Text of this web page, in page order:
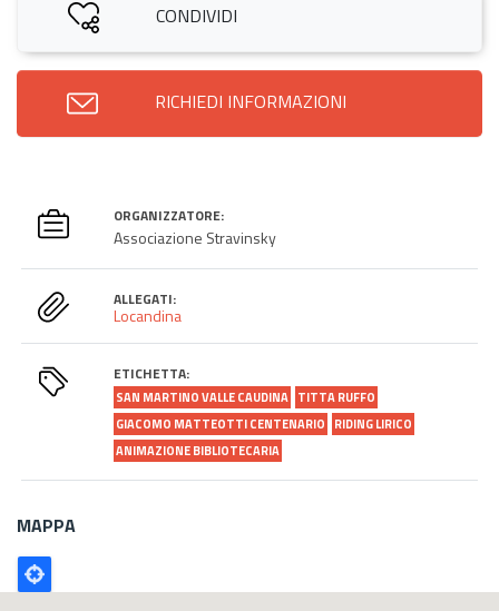
CONDIVIDI
RICHIEDI INFORMAZIONI
ORGANIZZATORE:
Associazione Stravinsky
ALLEGATI:
Locandina
ETICHETTA:
SAN MARTINO VALLE CAUDINA TITTA RUFFO
GIACOMO MATTEOTTI CENTENARIO
RIDING LIRICO
ANIMAZIONE BIBLIOTECARIA
MAPPA
Poligono
GEO